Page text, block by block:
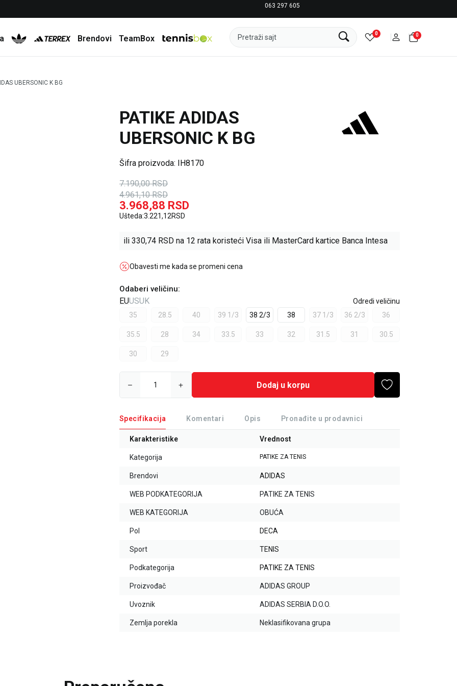
063 297 605
Brendovi TeamBox Pretraži sajt 0 0
UBERSONIC K BG
PATIKE ADIDAS
UBERSONIC K BG
Šifra proizvoda: IH8170
7.190,00 RSD
4.961,10 RSD
3.968,88 RSD
Ušteda:3.221,12RSD
ili 330,74 RSD na 12 rata koristeći Visa ili MasterCard kartice Banca Intesa
Obavesti me kada se promeni cena
Odaberi veličinu:
EUUSUK
Odredi veličinu
35
28.5 40 39 1/3 38 2/3 38 37 1/3 36 2/3 36
35.5 28 34 33.5 33 32 31.5 31 30.5
30 29
Dodaj u korpu
Specifikacija Komentari Opis Pronađite u prodavnici
Karakteristike Vrednost
Kategorija PATIKE ZA TENIS
Brendovi ADIDAS
WEB PODKATEGORIJA PATIKE ZA TENIS
WEB KATEGORIJA OBUĆA
Pol DECA
Sport TENIS
Podkategorija PATIKE ZA TENIS
Proizvođač ADIDAS GROUP
Uvoznik ADIDAS SERBIA D.O.O.
Zemlja porekla Neklasifikovana grupa